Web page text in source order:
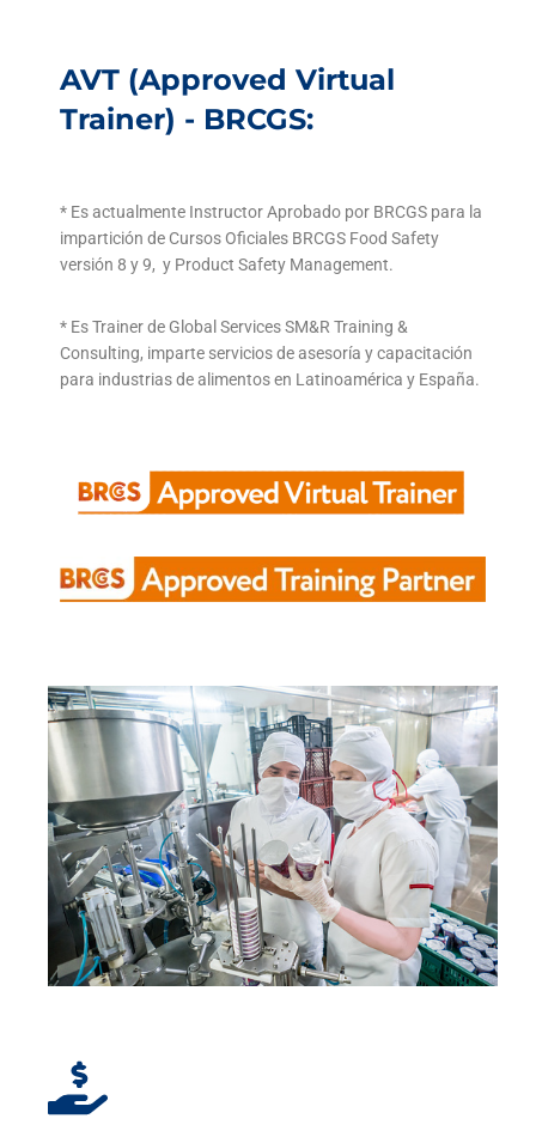
AVT (Approved Virtual
Trainer) - BRCGS:
* Es actualmente Instructor Aprobado por BRCGS para la
impartición de Cursos Oficiales BRCGS Food Safety
versión 8 y 9, y Product Safety Management.
* Es Trainer de Global Services SM&R Training &
Consulting, imparte servicios de asesoría y capacitación
para industrias de alimentos en Latinoamérica y España.